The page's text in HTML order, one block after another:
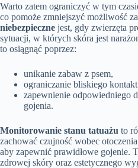
Warto zatem ograniczyć w tym
co pomoże zmniejszyć możliwość
niebezpieczne jest, gdy zwierzęta
sytuacji, w których skóra jest
to osiągnąć poprzez:
unikanie zabaw z psem,
ograniczanie bliskiego
zapewnienie odpowiedniego
gojenia.
Monitorowanie stanu tatuażu to
zachować czujność wobec
aby zapewnić prawidłowe gojenie.
zdrowej skóry oraz estetycznego